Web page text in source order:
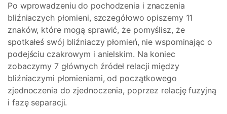
Po wprowadzeniu do pochodzenia i znaczenia
bliźniaczych płomieni, szczegółowo opiszemy 11
znaków, które mogą sprawić, że pomyślisz, że
spotkałeś swój bliźniaczy płomień, nie wspominając o
podejściu czakrowym i anielskim. Na koniec
zobaczymy 7 głównych źródeł relacji między
bliźniaczymi płomieniami, od początkowego
zjednoczenia do zjednoczenia, poprzez relację fuzyjną
i fazę separacji.